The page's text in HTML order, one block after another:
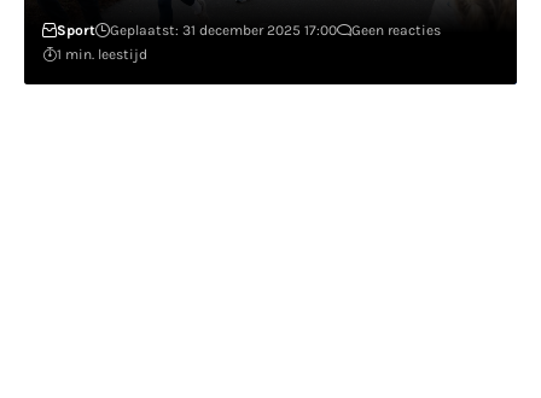
Sport Geplaatst: 31 december 2025 17:00
Geen reacties
1 min. leestijd